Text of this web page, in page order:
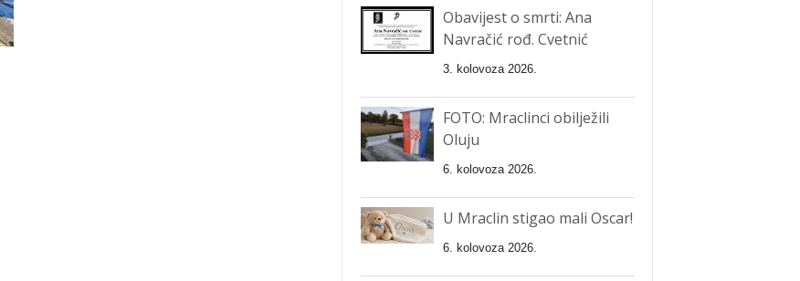
Obavijest o smrti: Ana
Navračić rođ. Cvetnić
3. kolovoza 2026.
FOTO: Mraclinci obilježili
Oluju
6. kolovoza 2026.
U Mraclin stigao mali Oscar!
6. kolovoza 2026.